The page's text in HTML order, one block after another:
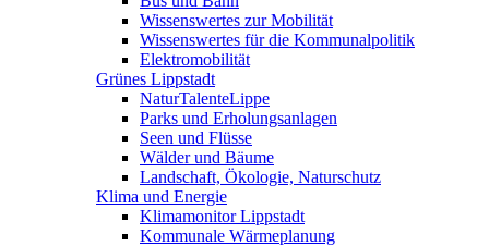
Wissenswertes zur Mobilität
Wissenswertes für die Kommunalpolitik
Elektromobilität
Grünes Lippstadt
NaturTalenteLippe
Parks und Erholungsanlagen
Seen und Flüsse
Wälder und Bäume
Landschaft, Ökologie, Naturschutz
Klima und Energie
Klimamonitor Lippstadt
Kommunale Wärmeplanung